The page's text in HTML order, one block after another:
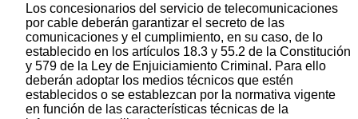
Los concesionarios del servicio de telecomunicaciones
por cable deberán garantizar el secreto de las
comunicaciones y el cumplimiento, en su caso, de lo
establecido en los artículos 18.3 y 55.2 de la Constitución
y 579 de la Ley de Enjuiciamiento Criminal. Para ello
deberán adoptar los medios técnicos que estén
establecidos o se establezcan por la normativa vigente
en función de las características técnicas de la